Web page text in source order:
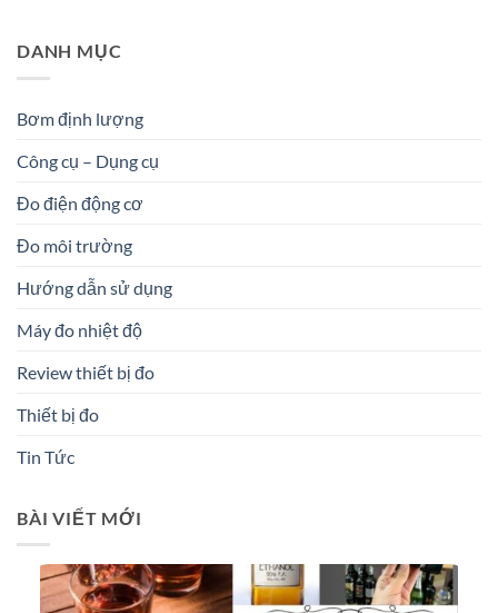
DANH MỤC
Bơm định lượng
Công cụ – Dụng cụ
Đo điện động cơ
Đo môi trường
Hướng dẫn sử dụng
Máy đo nhiệt độ
Review thiết bị đo
Thiết bị đo
Tin Tức
BÀI VIẾT MỚI